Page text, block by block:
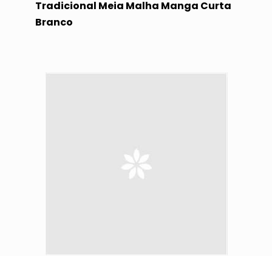
Tradicional Meia Malha Manga Curta
Branco